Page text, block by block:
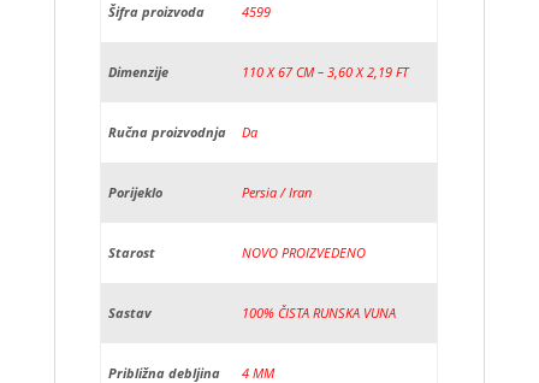
Šifra proizvoda 4599
Dimenzije 110 X 67 CM – 3,60 X 2,19 FT
Ručna proizvodnja Da
Porijeklo Persia / Iran
Starost NOVO PROIZVEDENO
Sastav 100% ČISTA RUNSKA VUNA
Približna debljina 4 MM